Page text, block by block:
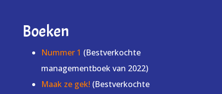
Boeken
Nummer 1 (Bestverkochte
managementboek van 2022)
Maak ze gek! (Bestverkochte